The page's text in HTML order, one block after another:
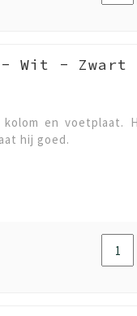
- Wit - Zwart
en voetplaat.
hij goed.